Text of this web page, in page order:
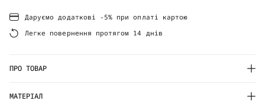
Даруємо додаткові -5% при оплаті картою
Легке повернення протягом 14 днів
ПРО ТОВАР
МАТЕРІАЛ